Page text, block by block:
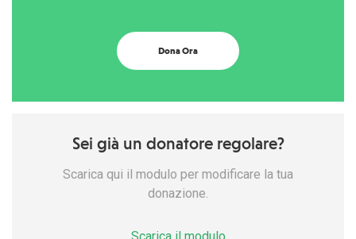
Dona Ora
Sei già un donatore regolare?
Scarica qui il modulo per modificare la tua
donazione.